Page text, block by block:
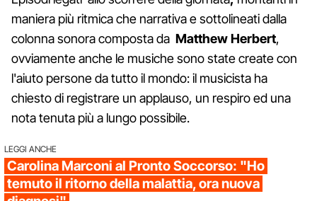
maniera più ritmica che narrativa e sottolineati dalla
colonna sonora composta da Matthew Herbert,
ovviamente anche le musiche sono state create con
l'aiuto persone da tutto il mondo: il musicista ha
chiesto di registrare un applauso, un respiro ed una
nota tenuta più a lungo possibile.
LEGGI ANCHE
Carolina Marconi al Pronto Soccorso: "Ho
temuto il ritorno della malattia, ora nuova